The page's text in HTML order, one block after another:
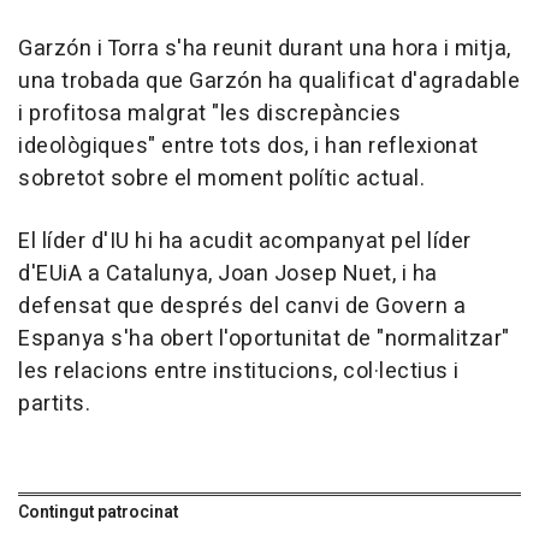
Garzón i Torra s'ha reunit durant una hora i mitja,
una trobada que Garzón ha qualificat d'agradable
i profitosa malgrat "les discrepàncies
ideològiques" entre tots dos, i han reflexionat
sobretot sobre el moment polític actual.
El líder d'IU hi ha acudit acompanyat pel líder
d'EUiA a Catalunya, Joan Josep Nuet, i ha
defensat que després del canvi de Govern a
Espanya s'ha obert l'oportunitat de "normalitzar"
les relacions entre institucions, col·lectius i
partits.
Contingut patrocinat